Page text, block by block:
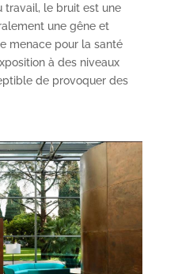
travail, le bruit est une
une gêne et
menace pour la santé
à des niveaux
de provoquer des